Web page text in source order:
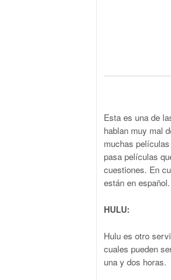
Esta es una de
hablan muy mal
muchas
pasa películas
cuestiones. En
están en español.
HULU:
Hulu es otro
cuales pueden
una y dos horas.